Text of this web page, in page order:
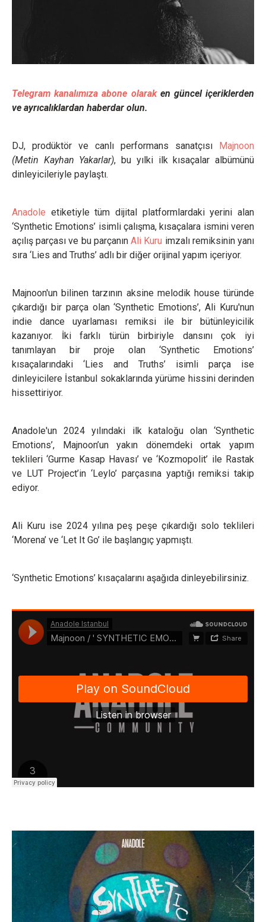
Telegram kanalımıza abone olaraken güncel içeriklerden
ve ayrıcalıklardan haberdar olun.
DJ, prodüktör ve canlı performans sanatçısı
Majnoon
(Metin Kayhan Yakarlar), bu yılki ilk kısaçalar albümünü
dinleyicileriyle paylaştı.
Anadole etiketiyle tüm dijital platformlardaki yerini alan
‘Synthetic Emotions’ isimli çalışma, kısaçalara ismini veren
açılış parçası ve bu parçanınAli Kuru imzalı remiksinin yanı
sıra ‘Lies and Truths’ adlı bir diğer orijinal yapım içeriyor.
Majnoon'un bilinen tarzının aksine melodik house türünde
çıkardığı bir parça olan ‘Synthetic Emotions’, Ali Kuru'nun
indie dance uyarlaması remiksi ile bir bütünleyicilik
kazanıyor. İki farklı türün birbiriyle dansını çok iyi
tanımlayan bir proje olan ‘Synthetic Emotions’
kısaçalarındaki ‘Lies and Truths’ isimli parça ise
dinleyicilere İstanbul sokaklarında yürüme hissini derinden
hissettiriyor.
Anadole'un 2024 yılındaki ilk kataloğu olan ‘Synthetic
Emotions’, Majnoon’un yakın dönemdeki ortak yapım
teklileri ‘Gurme Kasap Havası’ ve ‘Kozmopolit’ ile Rastak
ve LUT Project’in ‘Leylo’ parçasına yaptığı remiksi takip
ediyor.
Ali Kuru ise 2024 yılına peş peşe çıkardığı solo teklileri
‘Morena’ ve ‘Let It Go’ ile başlangıç yapmıştı.
‘Synthetic Emotions’ kısaçalarını aşağıda dinleyebilirsiniz.